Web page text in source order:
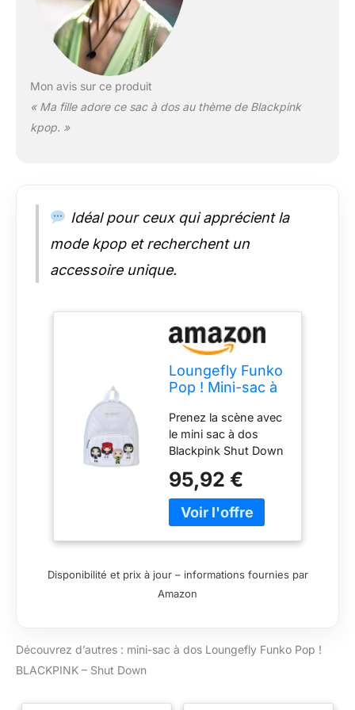
(polyuréthane) Le sac
à dos a des bretelles
argenté
sac à dos est un
officielle BLACKPINK
Dimensions du sac à
Mon avis sur ce produit
« Ma fille adore ce sac à dos au thème de Blackpink
kpop. »
Idéal pour ceux qui apprécient la
mode kpop et recherchent un
accessoire unique.
Loungefly Funko
Pop ! Mini-sac à
- Shut Down
Prenez la scène avec
le mini sac à dos
Blackpink Shut Down
Pop ! Jisoo, Pop !
JENNIE, Pop ! Rose
et Pop ! LISA a pris
Shut Down Les
sangles blanches et
impeccable et prêt à
collection
95,92 €
Disponibilité et prix à jour – informations fournies par
Amazon
Découvrez d’autres : mini-sac à dos Loungefly Funko Pop !
BLACKPINK – Shut Down